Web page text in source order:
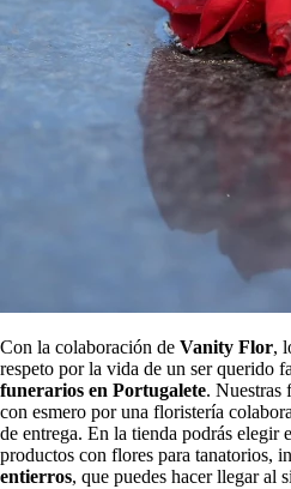
Con la colaboración de Vanity Flor,
respeto por la vida de un ser querido
funerarios en Portugalete. Nuestras
con esmero por una floristería
de entrega. En la tienda podrás elegir
productos con flores para tanatorios,
entierros, que puedes hacer llegar al